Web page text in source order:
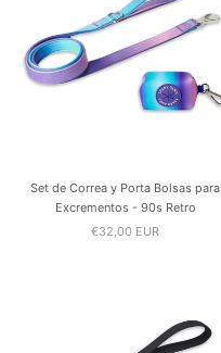
Set de Correa y Porta Bolsas para
Excrementos - 90s Retro
€32,00 EUR